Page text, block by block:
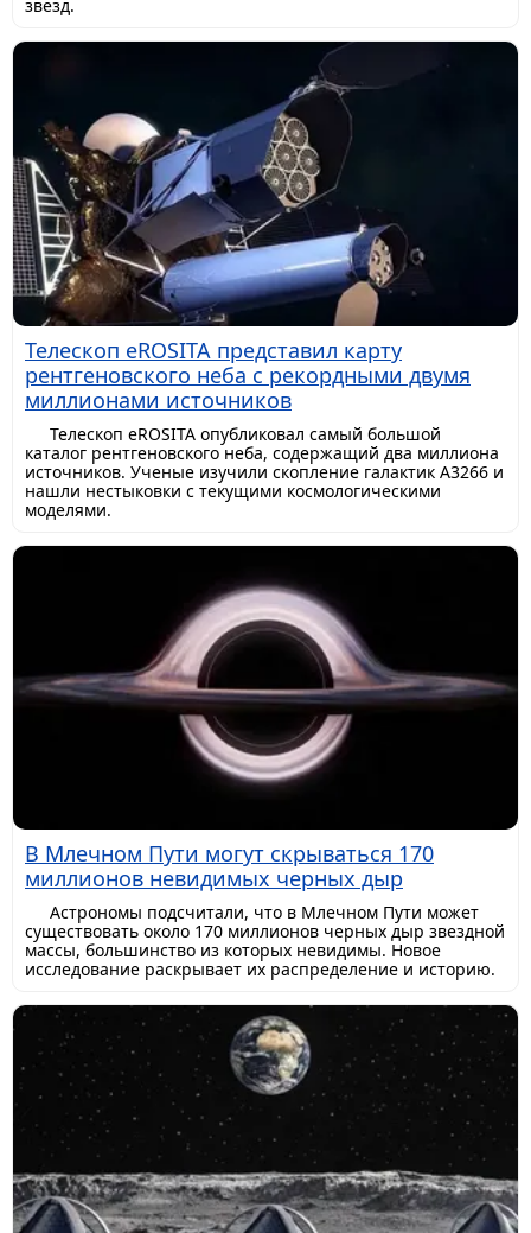
звезд.
Телескоп eROSITA представил карту
рентгеновского неба с рекордными двумя
миллионами источников
Телескоп eROSITA опубликовал самый большой
каталог рентгеновского неба, содержащий два миллиона
источников. Ученые изучили скопление галактик A3266 и
нашли нестыковки с текущими космологическими
моделями.
В Млечном Пути могут скрываться 170
миллионов невидимых черных дыр
Астрономы подсчитали, что в Млечном Пути может
существовать около 170 миллионов черных дыр звездной
массы, большинство из которых невидимы. Новое
исследование раскрывает их распределение и историю.